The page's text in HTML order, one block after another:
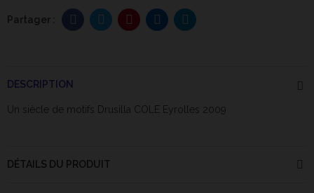
DESCRIPTION
Un siècle de motifs Drusilla COLE Eyrolles 2009
DÉTAILS DU PRODUIT